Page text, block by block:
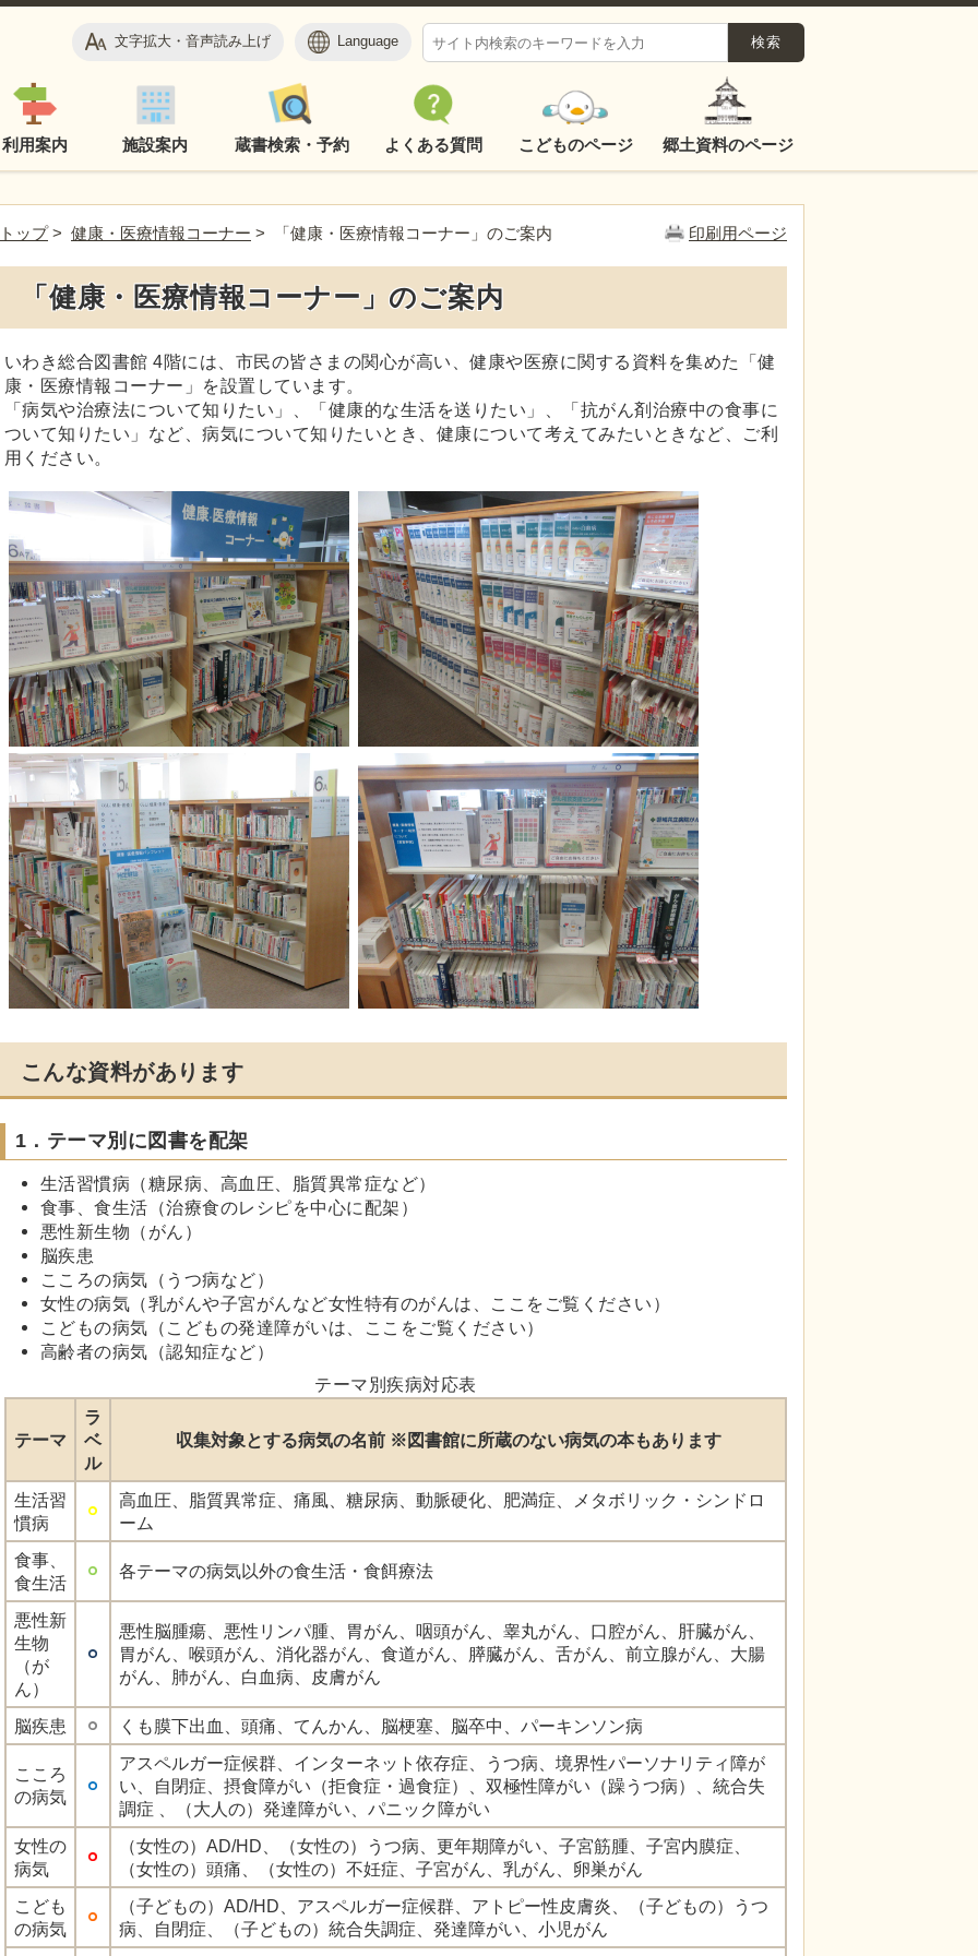
文字拡大・音声読み上げ Language
利用案内 施設案内 蔵書検索・予約 よくある質問 こどものページ 郷土資料のページ
印刷用ページ
トップ> 健康・医療情報コーナー > 「健康・医療情報コーナー」のご案内
「健康・医療情報コーナー」のご案内
いわき総合図書館 4階には、市民の皆さまの関心が高い、健康や医療に関する資料を集めた「健
康・医療情報コーナー」を設置しています。
「病気や治療法について知りたい」、「健康的な生活を送りたい」、「抗がん剤治療中の食事に
ついて知りたい」など、病気について知りたいとき、健康について考えてみたいときなど、ご利
用ください。
こんな資料があります
1．テーマ別に図書を配架
生活習慣病（糖尿病、高血圧、脂質異常症など）
食事、食生活（治療食のレシピを中心に配架）
悪性新生物（がん）
脳疾患
こころの病気（うつ病など）
女性の病気（乳がんや子宮がんなど女性特有のがんは、ここをご覧ください）
こどもの病気（こどもの発達障がいは、ここをご覧ください）
高齢者の病気（認知症など）
テーマ別疾病対応表
テーマ
ラ
ベ
ル
収集対象とする病気の名前 ※図書館に所蔵のない病気の本もあります
生活習
慣病
高血圧、脂質異常症、痛風、糖尿病、動脈硬化、肥満症、メタボリック・シンドロ
ーム
食事、
食生活
各テーマの病気以外の食生活・食餌療法
悪性新
生物
（が
ん）
悪性脳腫瘍、悪性リンパ腫、胃がん、咽頭がん、睾丸がん、口腔がん、肝臓がん、
胃がん、喉頭がん、消化器がん、食道がん、膵臓がん、舌がん、前立腺がん、大腸
がん、肺がん、白血病、皮膚がん
脳疾患 くも膜下出血、頭痛、てんかん、脳梗塞、脳卒中、パーキンソン病
こころ
の病気
アスペルガー症候群、インターネット依存症、うつ病、境界性パーソナリティ障が
い、自閉症、摂食障がい（拒食症・過食症）、双極性障がい（躁うつ病）、統合失
調症 、（大人の）発達障がい、パニック障がい
女性の
病気
（女性の）AD/HD、（女性の）うつ病、更年期障がい、子宮筋腫、子宮内膜症、
（女性の）頭痛、（女性の）不妊症、子宮がん、乳がん、卵巣がん
こども
の病気
（子どもの）AD/HD、アスペルガー症候群、アトピー性皮膚炎、（子どもの）うつ
病、自閉症、（子どもの）統合失調症、発達障がい、小児がん